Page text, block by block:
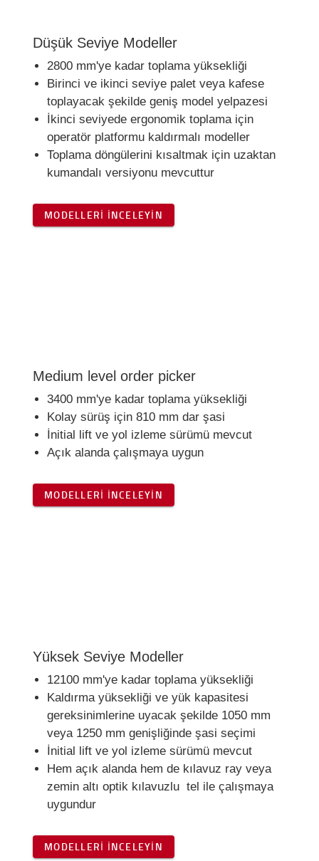
Düşük Seviye Modeller
2800 mm'ye kadar toplama yüksekliği
Birinci ve ikinci seviye palet veya kafese
toplayacak şekilde geniş model yelpazesi
İkinci seviyede ergonomik toplama için
operatör platformu kaldırmalı modeller
Toplama döngülerini kısaltmak için uzaktan
kumandalı versiyonu mevcuttur
MODELLERI İNCELEYIN
Medium level order picker
3400 mm'ye kadar toplama yüksekliği
Kolay sürüş için 810 mm dar şasi
İnitial lift ve yol izleme sürümü mevcut
Açık alanda çalışmaya uygun
MODELLERI İNCELEYIN
Yüksek Seviye Modeller
12100 mm'ye kadar toplama yüksekliği
Kaldırma yüksekliği ve yük kapasitesi
gereksinimlerine uyacak şekilde 1050 mm
veya 1250 mm genişliğinde şasi seçimi
İnitial lift ve yol izleme sürümü mevcut
Hem açık alanda hem de kılavuz ray veya
zemin altı optik kılavuzlu tel ile çalışmaya
uygundur
MODELLERI INCELEYIN